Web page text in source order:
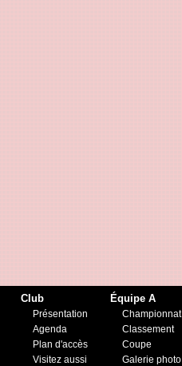
Club
Présentation
Agenda
Plan d'accès
Visitez aussi
Équipe A
Championnat
Classement
Coupe
Galerie photo